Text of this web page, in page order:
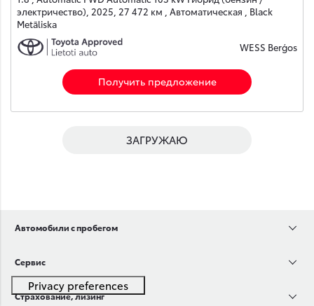
электричество), 2025, 27 472 км , Автоматическая , Black
Metāliska
WESS Berģos
Получить предложение
ЗАГРУЖАЮ
Автомобили с пробегом
Сервис
Страхование, лизинг